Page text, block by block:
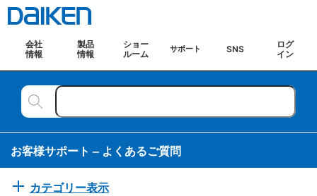
会社
情報
製品
情報
ショー
ルーム
サポート SNS
ログ
イン
お客様サポート – よくあるご質問
カテゴリー表示